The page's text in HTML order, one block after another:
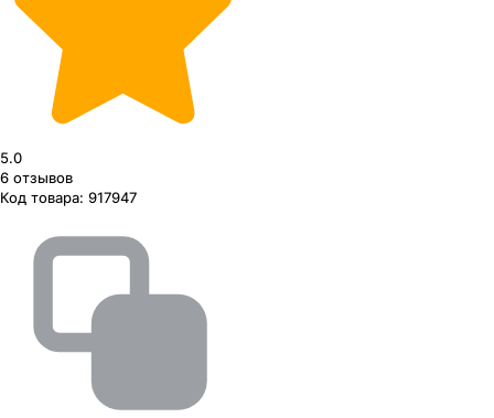
5.0
6 отзывов
Код товара: 917947